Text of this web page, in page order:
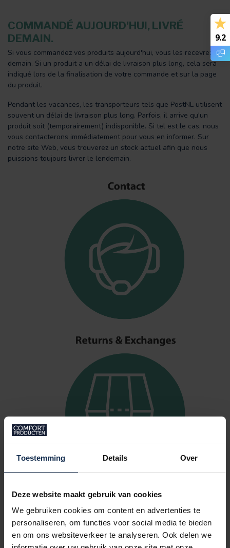
Toestemming Details Over
Deze website maakt gebruik van cookies
We gebruiken cookies om content en advertenties te
personaliseren, om functies voor social media te bieden
en om ons websiteverkeer te analyseren. Ook delen we
COMMANDÉ AUJOURD'HUI, LIVRÉ
DEMAIN.
Si vous commandez vos produits aujourd'hui, vous les recevrez
demain. Si un produit a un délai de livraison plus long, cela sera
indiqué lors de la finalisation de votre commande et sur la page
du produit.
Pendant les vacances, les transporteurs tels que PostNL utilisent
souvent un délai de livraison plus long. Parfois, il arrive qu'un
produit soit (temporairement) indisponible. Si tel est le cas, nous
vous contacterons immédiatement pour vous en informer. Sur
notre site Web, vous trouverez un stock actuel afin que nous
puissions toujours livrer le lendemain.
9.2